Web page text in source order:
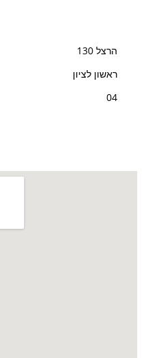
הרצל 130
ראשון לציון
04